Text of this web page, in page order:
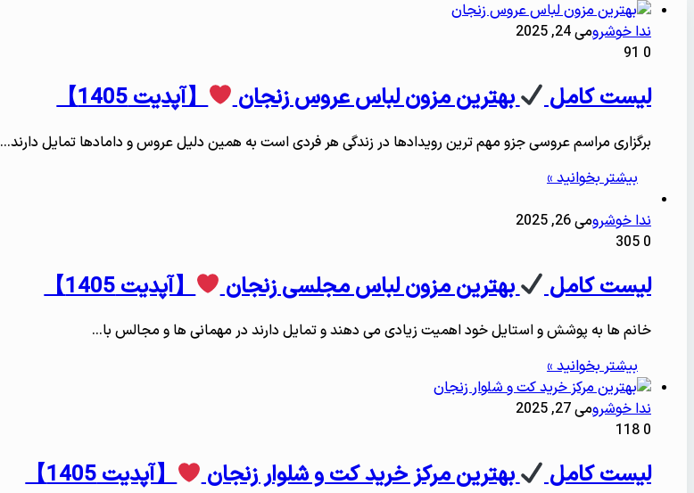
ندا خوشرومی 24, 2025
0
لیست کامل بهترین مزون لباس عروس زنجان 【آپدیت 1405】
برگزاری مراسم عروسی جزو مهم ترین رویدادها در زندگی هر فردی است به همین دلیل عروس و دامادها تمایل دارند…
بیشتر بخوانید »
ندا خوشرومی 26, 2025
0
لیست کامل بهترین مزون لباس مجلسی زنجان 【آپدیت 1405】
خانم ها به پوشش و استایل خود اهمیت زیادی می دهند و تمایل دارند در مهمانی ها و مجالس با…
بیشتر بخوانید »
ندا خوشرومی 27, 2025
0
لیست کامل بهترین مرکز خرید کت و شلوار زنجان 【آپدیت 1405】